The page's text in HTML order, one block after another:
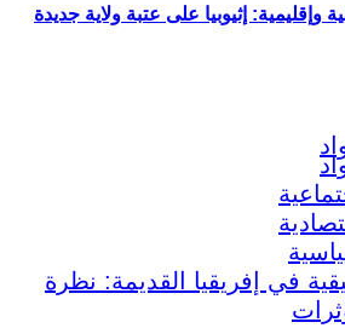
إثيوبيا على عتبة ولاية جديدة